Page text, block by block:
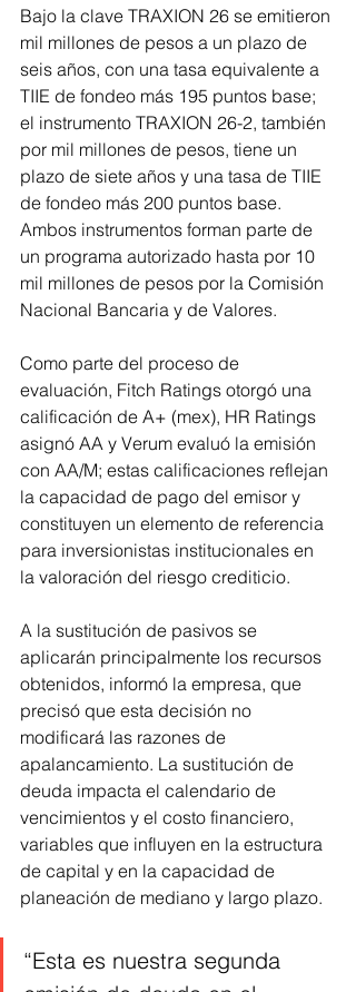
Bajo la clave TRAXION 26 se emitieron
mil millones de pesos a un plazo de
seis años, con una tasa equivalente a
TIIE de fondeo más 195 puntos base;
el instrumento TRAXION 26-2, también
por mil millones de pesos, tiene un
plazo de siete años y una tasa de TIIE
de fondeo más 200 puntos base.
Ambos instrumentos forman parte de
un programa autorizado hasta por 10
mil millones de pesos por la Comisión
Nacional Bancaria y de Valores.
Como parte del proceso de
evaluación, Fitch Ratings otorgó una
calificación de A+ (mex), HR Ratings
asignó AA y Verum evaluó la emisión
con AA/M; estas calificaciones reflejan
la capacidad de pago del emisor y
constituyen un elemento de referencia
para inversionistas institucionales en
la valoración del riesgo crediticio.
A la sustitución de pasivos se
aplicarán principalmente los recursos
obtenidos, informó la empresa, que
precisó que esta decisión no
modificará las razones de
apalancamiento. La sustitución de
deuda impacta el calendario de
vencimientos y el costo financiero,
variables que influyen en la estructura
de capital y en la capacidad de
planeación de mediano y largo plazo.
“Esta es nuestra segunda